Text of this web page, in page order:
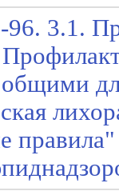
3.1.